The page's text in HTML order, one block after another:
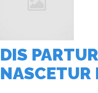
DIS
NASCETUR